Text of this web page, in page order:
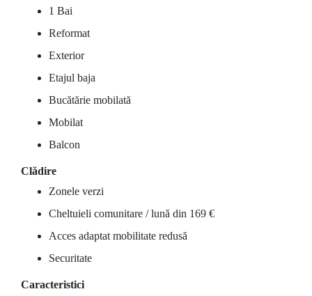
1 Bai
Reformat
Exterior
Etajul baja
Bucătărie mobilată
Mobilat
Balcon
Clădire
Zonele verzi
Cheltuieli comunitare / lună din 169 €
Acces adaptat mobilitate redusă
Securitate
Caracteristici